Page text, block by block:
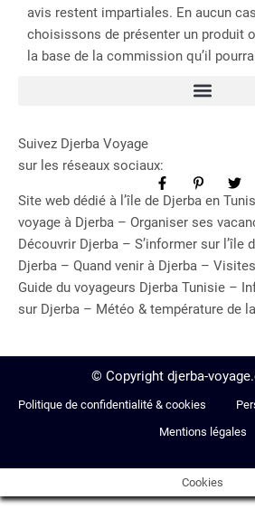
avis restent impartiales. En aucun
choisissons de présenter un produit
la base de la commission qu’il
Suivez Djerba Voyage
sur les réseaux sociaux:
Site web dédié à l’île de Djerba en
voyage à Djerba – Organiser ses
Découvrir Djerba – S’informer sur l’île
Djerba – Quand venir à Djerba –
Guide du voyageurs Djerba Tunisie –
sur Djerba – Météo & température de
© Copyright djerba-
Politique de confidentialité & cookies
Mentions légales
Cookies